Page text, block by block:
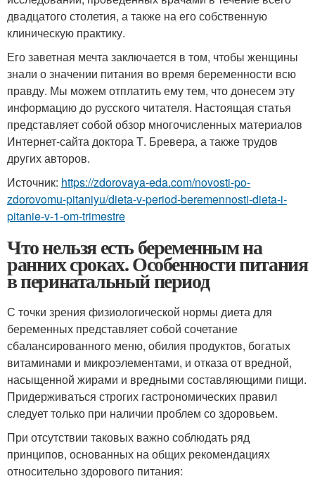
двадцатого столетия, а также на его собственную
клиническую практику.
Его заветная мечта заключается в том, чтобы женщины
знали о значении питания во время беременности всю
правду. Мы можем отплатить ему тем, что донесем эту
информацию до русского читателя. Настоящая статья
представляет собой обзор многочисленных материалов
Интернет-сайта доктора Т. Бревера, а также трудов
других авторов.
Источник: https://zdorovaya-eda.com/novosti-po-
zdorovomu-pitaniyu/dieta-v-period-beremennosti-dieta-i-
pitanie-v-1-om-trimestre
Что нельзя есть беременным на
ранних сроках. Особенности питания
в перинатальный период
С точки зрения физиологической нормы диета для
беременных представляет собой сочетание
сбалансированного меню, обилия продуктов, богатых
витаминами и микроэлементами, и отказа от вредной,
насыщенной жирами и вредными составляющими пищи.
Придерживаться строгих гастрономических правил
следует только при наличии проблем со здоровьем.
При отсутствии таковых важно соблюдать ряд
принципов, основанных на общих рекомендациях
относительно здорового питания: